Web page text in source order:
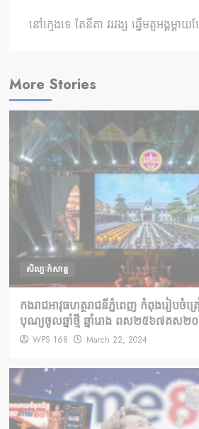
នៅក្មេងទេ តែនីតា វរវង្ស ឆ្នើមតួអង្គម្
More Stories
សិល្បៈកំសាន្ត
កងរាជអាវុធហត្ថរាជនីភ្នំពេញ កំពុងរៀបចំ
បុណ្យចូលឆ្នាំថ្មី ឆ្នាំរោង ពស២៥៦៧គស២០
WPS 168 March 22, 2024